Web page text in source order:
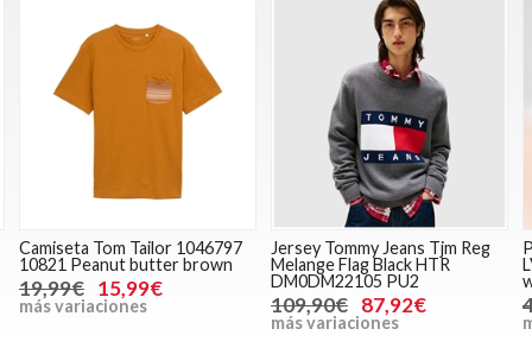
Camiseta Tom Tailor 1046797
10821 Peanut butter brown
19,99€ 15,99€
más variaciones
Jersey Tommy Jeans Tjm Reg
Melange Flag Black HTR
DM0DM22105 PU2
109,90€ 87,92€
más variaciones